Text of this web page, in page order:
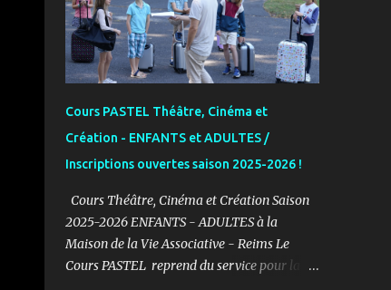
Cours PASTEL Théâtre, Cinéma et
Création - ENFANTS et ADULTES /
Inscriptions ouvertes saison 2025-2026 !
Cours Théâtre, Cinéma et Création Saison
2025-2026 ENFANTS - ADULTES à la
Maison de la Vie Associative - Reims Le
Cours PASTEL reprend du service pour la